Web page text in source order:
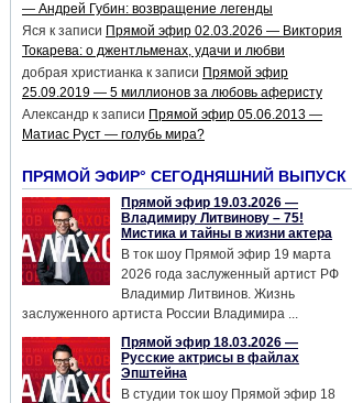
— Андрей Губин: возвращение легенды
Яся к записи Прямой эфир 02.03.2026 — Виктория
Токарева: о джентльменах, удачи и любви
добрая христианка к записи Прямой эфир
25.09.2019 — 5 миллионов за любовь аферисту
Александр к записи Прямой эфир 05.06.2013 —
Матиас Руст — голубь мира?
ПРЯМОЙ ЭФИР° СЕГОДНЯШНИЙ ВЫПУСК
Прямой эфир 19.03.2026 —
Владимиру Литвинову – 75!
Мистика и тайны в жизни актера
В ток шоу Прямой эфир 19 марта
2026 года заслуженный артист РФ
Владимир Литвинов. Жизнь
заслуженного артиста России Владимира ...
Прямой эфир 18.03.2026 —
Русские актрисы в файлах
Эпштейна
В студии ток шоу Прямой эфир 18